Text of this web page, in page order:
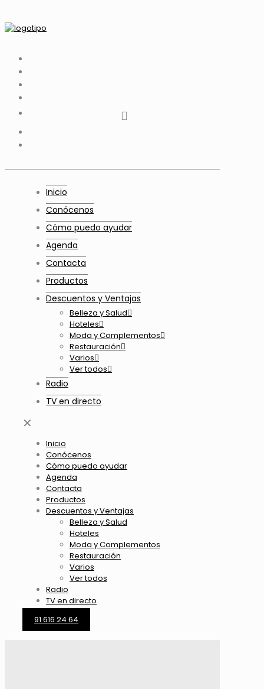
Youtube
Inicio
Conócenos
Cómo puedo ayudar
Agenda
Contacta
Productos
Descuentos y Ventajas
Belleza y Salud
Hoteles
Moda y Complementos
Restauración
Varios
Ver todos
Radio
TV en directo
✕
Inicio
Conócenos
Cómo puedo ayudar
Agenda
Contacta
Productos
Descuentos y Ventajas
Belleza y Salud
Hoteles
Moda y Complementos
Restauración
Varios
Ver todos
Radio
TV en directo
91 616 24 64